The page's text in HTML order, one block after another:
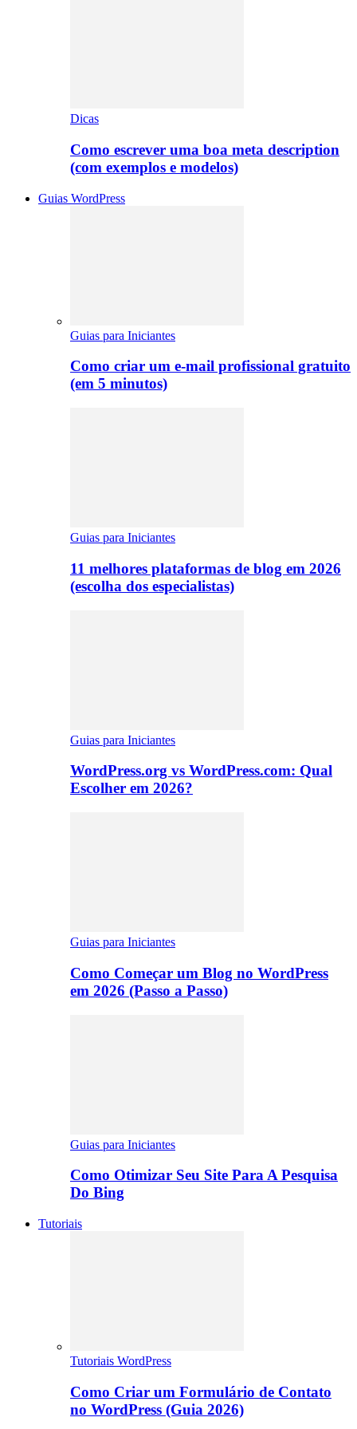
Dicas
Como escrever uma boa meta description
(com exemplos e modelos)
Guias WordPress
Guias para Iniciantes
Como criar um e-mail profissional gratuito
(em 5 minutos)
Guias para Iniciantes
11 melhores plataformas de blog em 2026
(escolha dos especialistas)
Guias para Iniciantes
WordPress.org vs WordPress.com: Qual
Escolher em 2026?
Guias para Iniciantes
Como Começar um Blog no WordPress
em 2026 (Passo a Passo)
Guias para Iniciantes
Como Otimizar Seu Site Para A Pesquisa
Do Bing
Tutoriais
Tutoriais WordPress
Como Criar um Formulário de Contato
no WordPress (Guia 2026)